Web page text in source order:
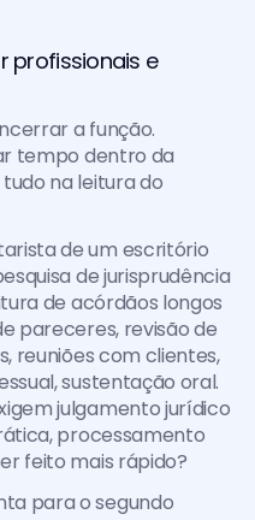
profissionais e
a função.
tempo dentro da
na leitura do
de um escritório
de jurisprudência
de acórdãos longos
pareceres, revisão de
reuniões com clientes,
sustentação oral.
julgamento jurídico
processamento
feito mais rápido?
para o segundo